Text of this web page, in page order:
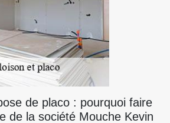
de placo : pourquoi faire
de la société Mouche Kevin